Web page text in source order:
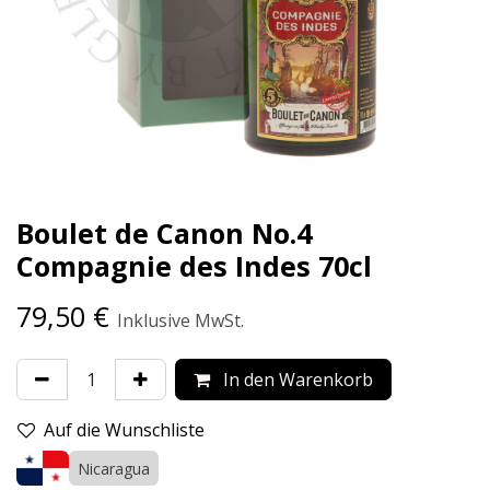
Boulet de Canon No.4
Compagnie des Indes 70cl
79,50 € Inklusive MwSt.
In den Warenkorb
Auf die Wunschliste
Nicaragua